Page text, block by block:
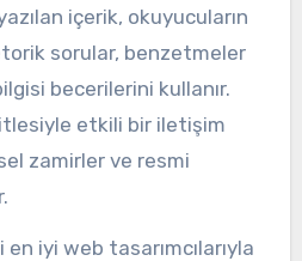
içerik, okuyucuların
sorular, benzetmeler
becerilerini kullanır.
etkili bir iletişim
zamirler ve resmi
iyi web tasarımcılarıyla